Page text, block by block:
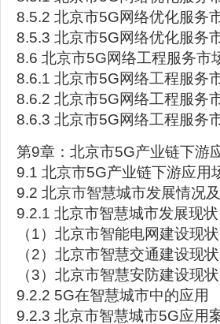
8.5.2 北京市5G网络优化服务
8.5.3 北京市5G网络优化服务
8.6 北京市5G网络工程服务市
8.6.1 北京市5G网络工程服务
8.6.2 北京市5G网络工程服务
8.6.3 北京市5G网络工程服务
第9章：北京市5G产业链下游
9.1 北京市5G产业链下游应用
9.2 北京市智慧城市发展情况
9.2.1 北京市智慧城市发展现状
（1）北京市智能电网建设现状
（2）北京市智慧交通建设现状
（3）北京市智慧安防建设现状
9.2.2 5G在智慧城市中的应用
9.2.3 北京市智慧城市5G应用